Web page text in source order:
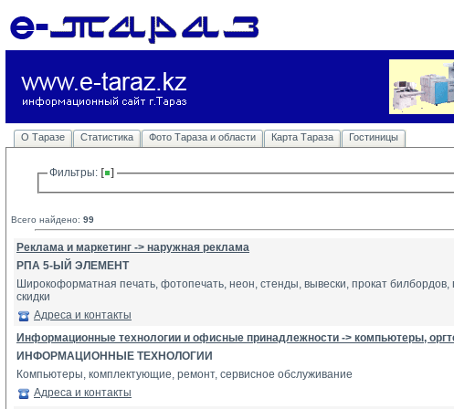
О Таразе Статистика Фото Тараза и области Карта Тараза Гостиницы
Фильтры:
Всего найдено: 99
Реклама и маркетинг -> наружная реклама
РПА 5-ЫЙ ЭЛЕМЕНТ
Широкоформатная печать, фотопечать, неон, стенды, вывески, прокат
скидки
Адреса и контакты
Информационные технологии и офисные принадлежности -> компьютеры,
ИНФОРМАЦИОННЫЕ ТЕХНОЛОГИИ
Компьютеры, комплектующие, ремонт, сервисное обслуживание
Адреса и контакты